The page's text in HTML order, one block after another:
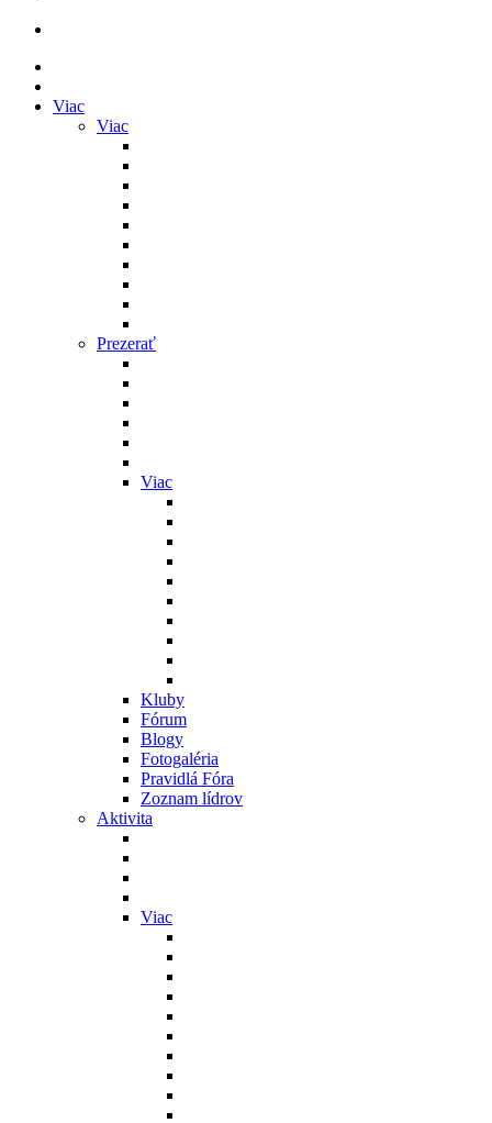
Viac
Viac
Prezerať
Viac
Kluby
Fórum
Blogy
Fotogaléria
Pravidlá Fóra
Zoznam lídrov
Aktivita
Viac